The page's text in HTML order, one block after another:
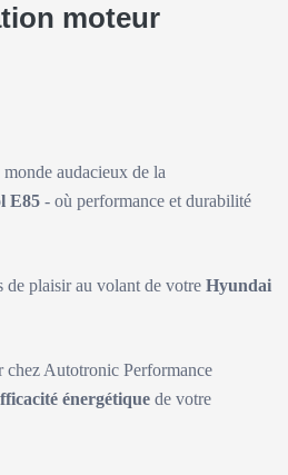
moteur
audacieux de la
E85 - où performance et durabilité
de plaisir au volant de votre Hyundai
Autotronic Performance
énergétique de votre